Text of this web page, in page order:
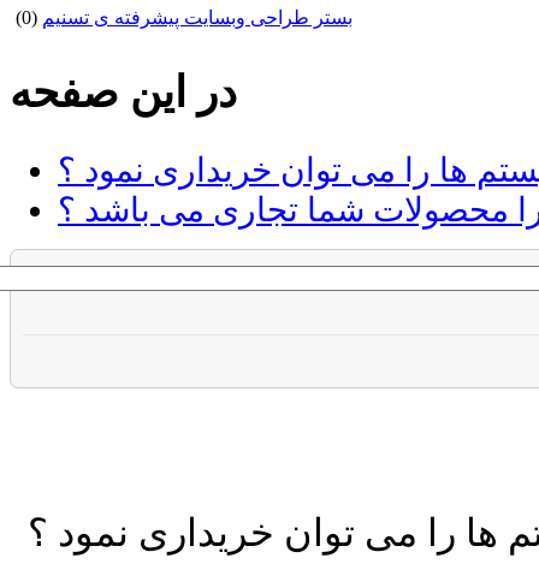
بستر طراحی وبسایت پیشرفته ی تسنیم (0)
در این صفحه
ها را می توان خریداری نمود ؟
محصولات شما تجاری می باشد ؟
را می توان خریداری نمود ؟